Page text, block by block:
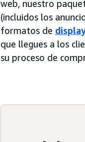
web, nuestro
(incluidos los
formatos de
que llegues a los
su proceso de